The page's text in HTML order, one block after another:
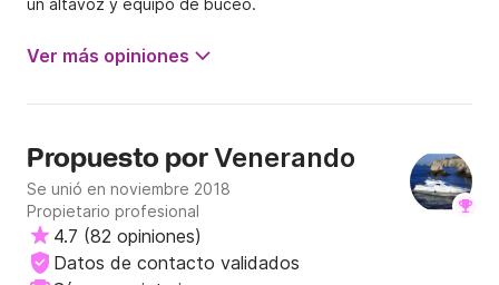
un altavoz y equipo de buceo.
Ver más opiniones
Propuesto porVenerando
Se unió en noviembre 2018
Propietario profesional
4.7 (82 opiniones)
Datos de contacto validados